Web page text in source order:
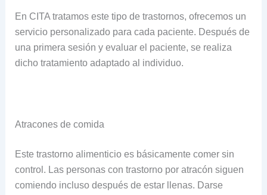
En CITA tratamos este tipo de trastornos, ofrecemos un
servicio personalizado para cada paciente. Después de
una primera sesión y evaluar el paciente, se realiza
dicho tratamiento adaptado al individuo.
Atracones de comida
Este trastorno alimenticio es básicamente comer sin
control. Las personas con trastorno por atracón siguen
comiendo incluso después de estar llenas. Darse